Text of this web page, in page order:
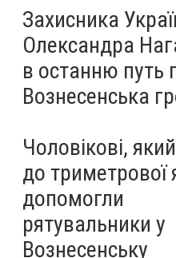
Захисника
Олександра
в останню путь
Вознесенська
Чоловікові,
до триметрової
допомогли
рятувальники у
Вознесенську